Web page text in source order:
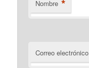
Nombre *
Correo electrónico